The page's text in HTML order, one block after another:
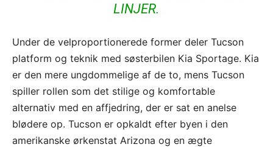
LINJER.
Under de velproportionerede former deler Tucson
platform og teknik med søsterbilen Kia Sportage. Kia
er den mere ungdommelige af de to, mens Tucson
spiller rollen som det stilige og komfortable
alternativ med en affjedring, der er sat en anelse
blødere op. Tucson er opkaldt efter byen i den
amerikanske ørkenstat Arizona og en ægte